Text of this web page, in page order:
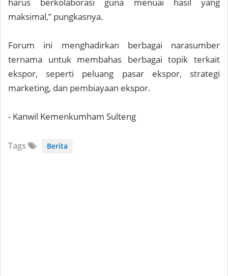
harus berkolaborasi guna menuai hasil yang
maksimal,” pungkasnya.
Forum ini menghadirkan berbagai narasumber
ternama untuk membahas berbagai topik terkait
ekspor, seperti peluang pasar ekspor, strategi
marketing, dan pembiayaan ekspor.
- Kanwil Kemenkumham Sulteng
Tags Berita